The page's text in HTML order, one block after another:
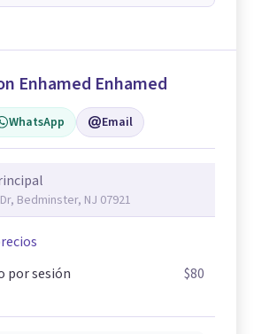
Enhamed Enhamed
WhatsApp Email
Bedminster, NJ 07921
por sesión
$80